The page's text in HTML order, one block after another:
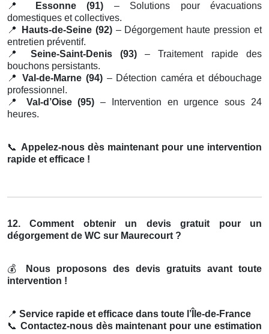
📍
Essonne (91) – Solutions pour évacuations
domestiques et collectives.
📍
Hauts-de-Seine (92)– Dégorgement haute pression et
entretien préventif.
📍
Seine-Saint-Denis (93)– Traitement rapide des
bouchons persistants.
📍
Val-de-Marne (94)– Détection caméra et débouchage
professionnel.
📍
Val-d’Oise (95) – Intervention en urgence sous 24
heures.
📞 Appelez-nous dès maintenant pour une intervention
rapide et efficace !
12. Comment obtenir un devis gratuit pour un
dégorgement de WC sur Maurecourt ?
💰
Nous proposons des devis gratuits avant toute
intervention !
📍 Service rapide et efficace dans toute l’Île-de-France
📞 Contactez-nous dès maintenant pour une estimation